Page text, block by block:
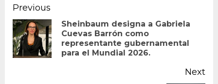
Continue
Reading
Previous
Sheinbaum designa a Gabriela
Cuevas Barrón como
representante gubernamental
para el Mundial 2026.
Next